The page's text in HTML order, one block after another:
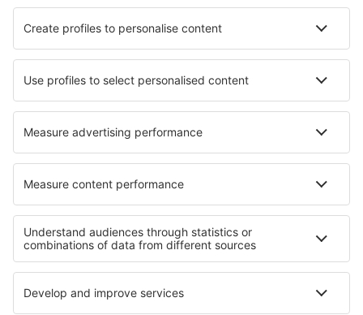
Unterkunft in Morazzone Unterkunft in Strood
Unterkunft in Montagnol Unterkunft in Schönewalde
Unterkunft in Ashton in Makerfield Unterkunft in Bambolim
Die besten Unterkünfte - Regionen
Unterkunft in Jalisco Unterkunft in Tamaulipas
Unterkunft in Tlaxcala Unterkunft in Morelos
Unterkunft in Yucatan Unterkunft an den Victoriafällen
Unterkunft in South Black Sea Coast